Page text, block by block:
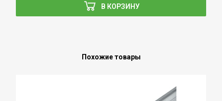
В КОРЗИНУ
Похожие товары